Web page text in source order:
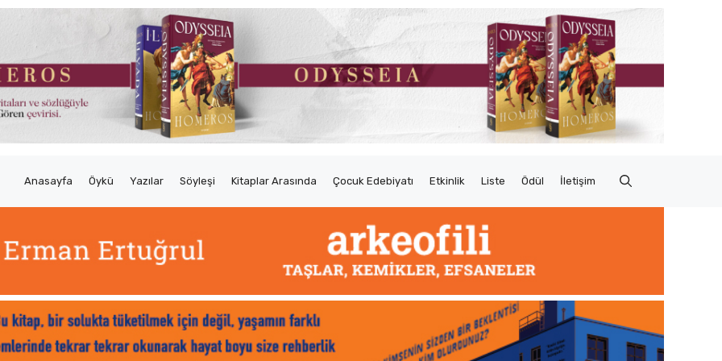
Anasayfa Öykü Yazılar Söyleşi Kitaplar Arasında Çocuk Edebiyatı Etkinlik Liste Ödül İletişim